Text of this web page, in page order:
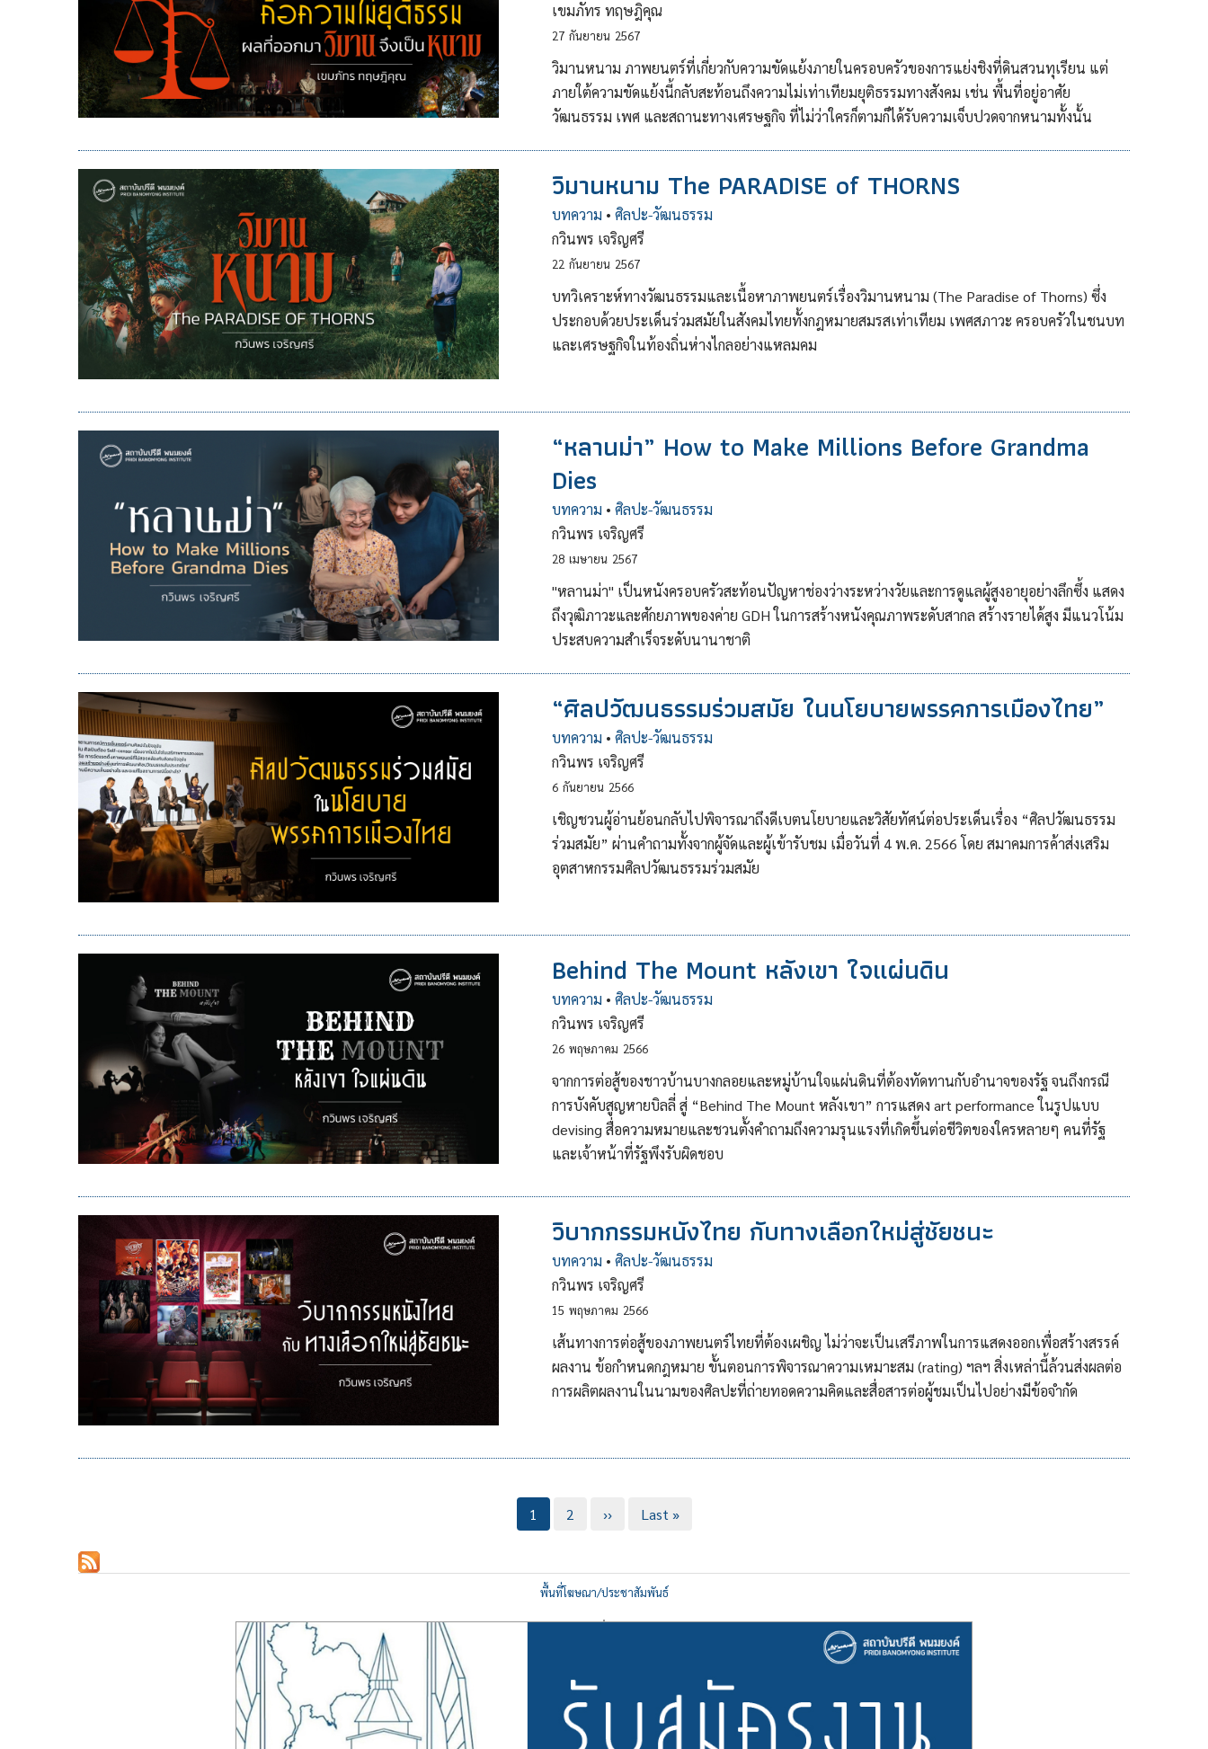
เขมภัทร ทฤษฎิคุณ
27 กันยายน 2567
วิมานหนาม ภาพยนตร์ที่เกี่ยวกับความขัดแย้งภายในครอบครัวของการแย่งชิงที่ดินสวนทุเรียน แต่
ภายใต้ความขัดแย้งนี้กลับสะท้อนถึงความไม่เท่าเทียมยุติธรรมทางสังคม เช่น พื้นที่อยู่อาศัย
วัฒนธรรม เพศ และสถานะทางเศรษฐกิจ ที่ไม่ว่าใครก็ตามก็ได้รับความเจ็บปวดจากหนามทั้งนั้น
วิมานหนาม The PARADISE of THORNS
บทความ • ศิลปะ-วัฒนธรรม
กวินพร เจริญศรี
22 กันยายน 2567
บทวิเคราะห์ทางวัฒนธรรมและเนื้อหาภาพยนตร์เรื่องวิมานหนาม (The Paradise of Thorns) ซึ่ง
ประกอบด้วยประเด็นร่วมสมัยในสังคมไทยทั้งกฎหมายสมรสเท่าเทียม เพศสภาวะ ครอบครัวในชนบท
และเศรษฐกิจในท้องถิ่นห่างไกลอย่างแหลมคม
“หลานม่า” How to Make Millions Before Grandma
Dies
บทความ • ศิลปะ-วัฒนธรรม
กวินพร เจริญศรี
28 เมษายน 2567
"หลานม่า" เป็นหนังครอบครัวสะท้อนปัญหาช่องว่างระหว่างวัยและการดูแลผู้สูงอายุอย่างลึกซึ้ง แสดง
ถึงวุฒิภาวะและศักยภาพของค่าย GDH ในการสร้างหนังคุณภาพระดับสากล สร้างรายได้สูง มีแนวโน้ม
ประสบความสำเร็จระดับนานาชาติ
“ศิลปวัฒนธรรมร่วมสมัย ในนโยบายพรรคการเมืองไทย”
บทความ • ศิลปะ-วัฒนธรรม
กวินพร เจริญศรี
6 กันยายน 2566
เชิญชวนผู้อ่านย้อนกลับไปพิจารณาถึงดีเบตนโยบายและวิสัยทัศน์ต่อประเด็นเรื่อง “ศิลปวัฒนธรรม
ร่วมสมัย” ผ่านคำถามทั้งจากผู้จัดและผู้เข้ารับชม เมื่อวันที่ 4 พ.ค. 2566 โดย สมาคมการค้าส่งเสริม
อุตสาหกรรมศิลปวัฒนธรรมร่วมสมัย
Behind The Mount หลังเขา ใจแผ่นดิน
บทความ • ศิลปะ-วัฒนธรรม
กวินพร เจริญศรี
26 พฤษภาคม 2566
จากการต่อสู้ของชาวบ้านบางกลอยและหมู่บ้านใจแผ่นดินที่ต้องทัดทานกับอำนาจของรัฐ จนถึงกรณี
การบังคับสูญหายบิลลี่ สู่ “Behind The Mount หลังเขา” การแสดง art performance ในรูปแบบ
devising สื่อความหมายและชวนตั้งคำถามถึงความรุนแรงที่เกิดขึ้นต่อชีวิตของใครหลายๆ คนที่รัฐ
และเจ้าหน้าที่รัฐพึงรับผิดชอบ
วิบากกรรมหนังไทย กับทางเลือกใหม่สู่ชัยชนะ
บทความ • ศิลปะ-วัฒนธรรม
กวินพร เจริญศรี
15 พฤษภาคม 2566
เส้นทางการต่อสู้ของภาพยนตร์ไทยที่ต้องเผชิญ ไม่ว่าจะเป็นเสรีภาพในการแสดงออกเพื่อสร้างสรรค์
ผลงาน ข้อกำหนดกฎหมาย ขั้นตอนการพิจารณาความเหมาะสม (rating) ฯลฯ สิ่งเหล่านี้ล้วนส่งผลต่อ
การผลิตผลงานในนามของศิลปะที่ถ่ายทอดความคิดและสื่อสารต่อผู้ชมเป็นไปอย่างมีข้อจำกัด
Current
1 Page
2
Next
››
Last
Last »
พื้นที่โฆษณา/ประชาสัมพันธ์